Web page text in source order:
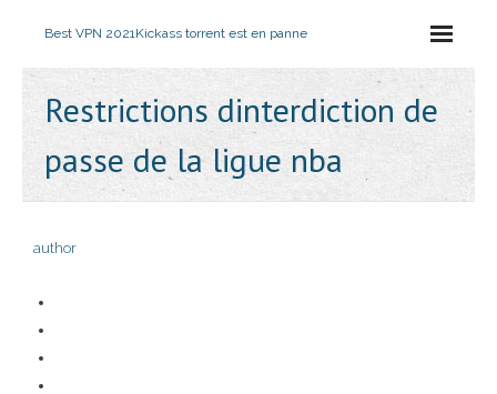
Best VPN 2021Kickass torrent est en panne
Restrictions dinterdiction de
passe de la ligue nba
author